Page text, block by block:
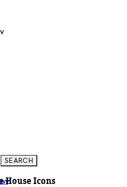
SEARCH
House Icons